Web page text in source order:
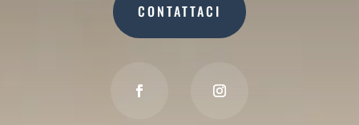
CONTATTACI